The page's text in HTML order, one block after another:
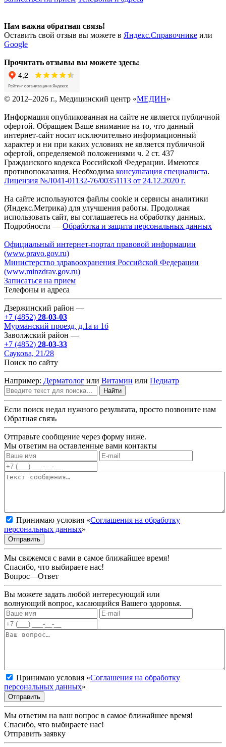
Нам важна обратная связь!
Оставить свой отзыв вы можете в Яндекс.Справочнике или
Google
Прочитать отзывы вы можете здесь:
© 2012–2026 г., Медицинский центр «МЕДИН»
Информация опубликованная на сайте не является публичной
офертой. Обращаем Ваше внимание на то, что данный
интернет-сайт носит исключительно информационный
характер и ни при каких условиях не является публичной
офертой, определяемой положениями ч. 2 ст. 437
Гражданского кодекса Российской Федерации. Имеются
противопоказания. Необходима консультация специалиста.
Лицензия №Л041-01132-76/00351113 от 24.12.2020 г.
На сайте используются файлы cookie и сервисы аналитики
(Яндекс.Метрика) для улучшения работы. Продолжая
использовать сайт, вы соглашаетесь на обработку данных.
Подробности — Обработка и защита персональных данных
Официальный интернет-портал правовой информации
(www.pravo.gov.ru)
Министерство здравоохранения Российской Федерации
(www.minzdrav.gov.ru)
Записаться на прием
Телефоны и адреса
Дзержинский район —
+7 (4852) 28-03-03
Мурманский проезд, д.1а и 1б
Заволжский район —
+7 (4852) 28-03-33
Саукова, 21/28
Поиск по сайту
Например: Дерматолог или Витамин или Педиатр
Найти
Если поиск недал нужного результата, просто позвоните нам
Обратная связь
Отправьте сообщение через форму ниже.
Мы ответим на оставленные вами контакты
Принимаю условия «Соглашения на обработку
персональных данных»
Отправить
Мы свяжемся с вами в самое ближайшее время!
Спасибо, что выбираете нас!
Вопрос—Ответ
Вы можете задать любой интересующий или
волнующий вопрос, касающийся Вашего здоровья.
Принимаю условия «Соглашения на обработку
персональных данных»
Отправить
Мы ответим на ваш вопрос в самое ближайшее время!
Спасибо, что выбираете нас!
Отправить заявку